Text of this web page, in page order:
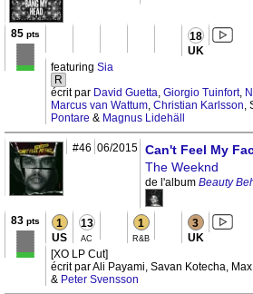
85 pts 18
UK
featuring Sia
R
écrit par David Guetta, Giorgio Tuinfort,
Marcus van Wattum, Christian Karlsson,
Pontare & Magnus Lidehäll
#46 06/2015 Can't Feel My
The Weeknd
de l'album Beauty
83 pts 1
US
13
AC
1
R&B
3
UK
[XO LP Cut]
écrit par Ali Payami, Savan Kotecha,
& Peter Svensson